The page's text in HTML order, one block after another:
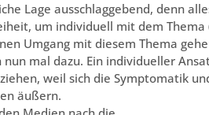
Lage ausschlaggebend, denn
um individuell mit dem Thema
Umgang mit diesem Thema
mal dazu. Ein individueller
weil sich die Symptomatik
äußern.